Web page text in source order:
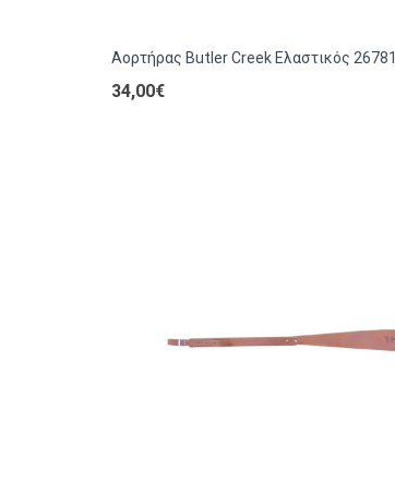
Αορτήρας Butler Creek Ελαστικός 26781
34,00€